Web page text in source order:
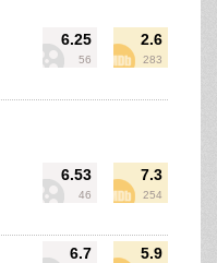
6.25
56
2.6
283
6.53
46
7.3
254
6.7 5.9